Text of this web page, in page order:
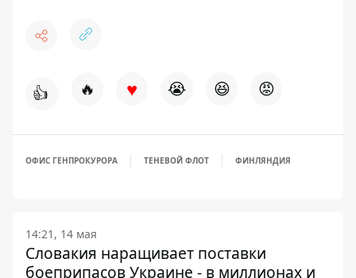
👍 🔥 ♥ 😭 😆 😡
ОФИС ГЕНПРОКУРОРА ТЕНЕВОЙ ФЛОТ ФИНЛЯНДИЯ
14:21, 14 мая
Словакия наращивает поставки
боеприпасов Украине - в миллионах и